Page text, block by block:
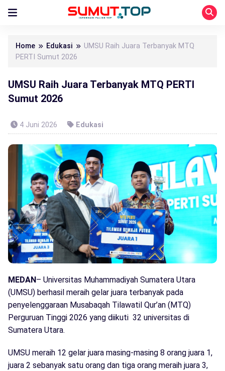
Home Edukasi
UMSU Raih Juara Terbanyak MTQ
PERTI Sumut 2026
UMSU Raih Juara Terbanyak MTQ PERTI
Sumut 2026
4 Juni 2026 Edukasi
MEDAN – Universitas Muhammadiyah Sumatera Utara
(UMSU) berhasil meraih gelar juara terbanyak pada
penyelenggaraan Musabaqah Tilawatil Qur’an (MTQ)
Perguruan Tinggi 2026 yang diikuti 32 universitas di
Sumatera Utara.
UMSU meraih 12 gelar juara masing-masing 8 orang juara 1,
juara 2 sebanyak satu orang dan tiga orang meraih juara 3,